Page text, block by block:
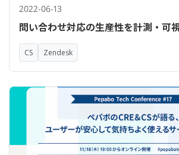
2022-06-13
問い合わせ対応の生産性を計測・可
CS Zendesk